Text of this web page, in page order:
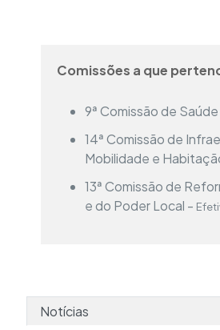
Comissões a que
9ª Comissão de
14ª Comissão de
Mobilidade e
13ª Comissão de
e do Poder Local -
Notícias